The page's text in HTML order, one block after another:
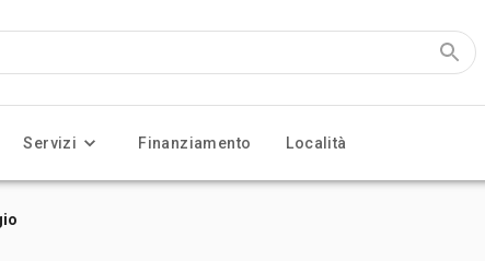
Servizi Finanziamento Località